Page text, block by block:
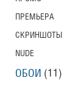
ПРЕМЬЕРА
СКРИНШОТЫ
NUDE
ОБОИ (11)